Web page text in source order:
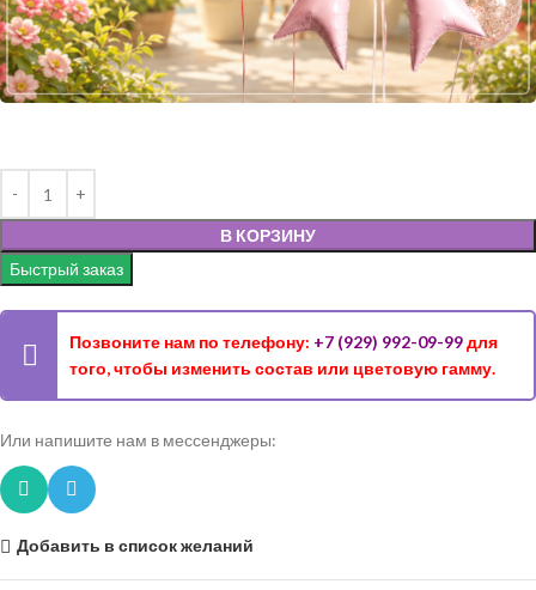
В КОРЗИНУ
Быстрый заказ
Позвоните нам по телефону: +7 (929) 992-09-99для
того, чтобы изменить состав или цветовую гамму.
Или напишите нам в мессенджеры:
Добавить в список желаний